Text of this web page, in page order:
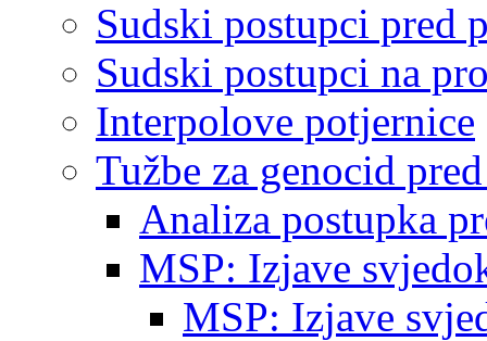
Sudski postupci pred
Sudski postupci na
Interpolove potjernice
Tužbe za genocid
Analiza postupka
MSP: Izjave
MSP: Izjave